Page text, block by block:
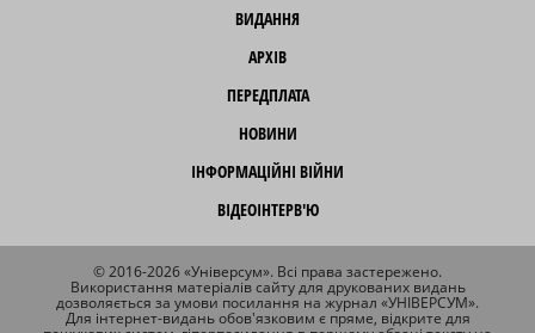
ВИДАННЯ
АРХІВ
ПЕРЕДПЛАТА
НОВИНИ
ІНФОРМАЦІЙНІ ВІЙНИ
ВІДЕОІНТЕРВ'Ю
© 2016-2026 «Універсум». Всі права застережено.
Використання матеріалів сайту для друкованих видань
дозволяється за умови посилання на журнал «УНІВЕРСУМ».
Для інтернет-видань обов'язковим є пряме, відкрите для